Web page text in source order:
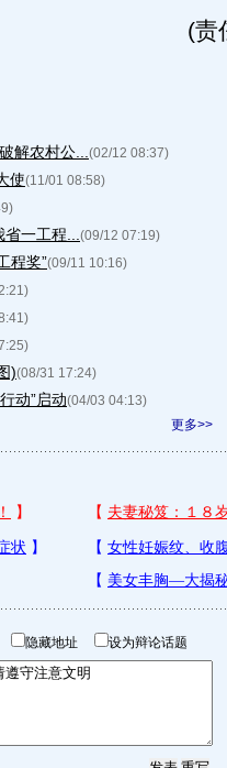
(责
解农村公... (02/12 08:37)
使(11/01 08:58)
一工程... (09/12 07:19)
程奖”(09/11 10:16)
)(08/31 17:24)
动”启动(04/03 04:13)
更多>>
隐藏地址 设为辩论话题